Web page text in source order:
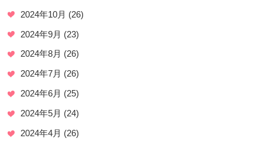
2024年10月 (26)
2024年9月 (23)
2024年8月 (26)
2024年7月 (26)
2024年6月 (25)
2024年5月 (24)
2024年4月 (26)